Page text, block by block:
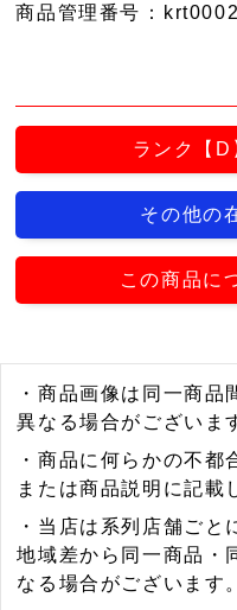
商品管理番号 ：
ランク【D
その他の
この商品に
・商品画像は同一商品
異なる場合がございま
・商品に何らかの不
または商品説明に記載
・当店は系列店舗ごと
地域差から同一商品・
なる場合がございます。